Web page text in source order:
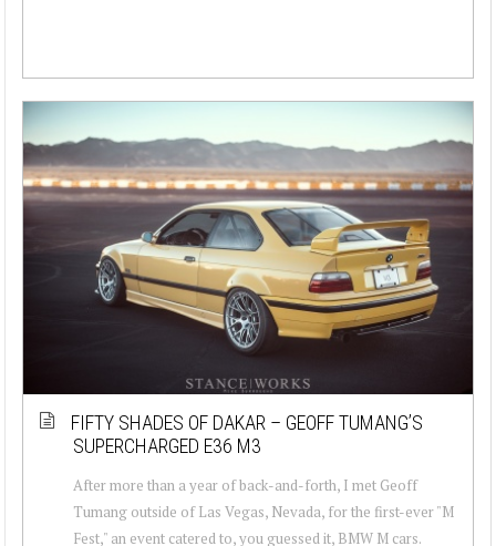
FIFTY SHADES OF DAKAR – GEOFF TUMANG’S
SUPERCHARGED E36 M3
After more than a year of back-and-forth, I met Geoff
Tumang outside of Las Vegas, Nevada, for the first-ever "M
Fest," an event catered to, you guessed it, BMW M cars.